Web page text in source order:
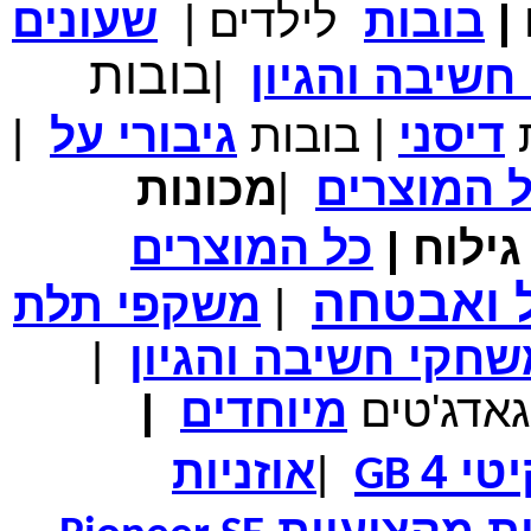
₪700.00 מחיר שוק
₪339.00 המחיר שלך
משלוח חינם
₪150.00 מחיר שוק
₪99.00 המחיר שלך
₪104.00 המחיר כולל משלוח :
נרתיק עור יוקרתי עבור אייפוד וידאו 60GB\80GB \שחור
| בובות לילדים |
שעונים
והגיון
|בובות
דיסני | בובות גיבורי על
|
המוצרים |מכונות
| כל המוצרים
ואבטחה | משקפי תלת
חשיבה והגיון
|
גאדג'טים מיוחדים |
4
GB
|אוזניות